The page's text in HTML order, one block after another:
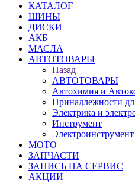
КАТАЛОГ
ШИНЫ
ДИСКИ
АКБ
МАСЛА
АВТОТОВАРЫ
Назад
АВТОТОВАРЫ
Автохимия и
Принадлежности
Электрика и
Инструмент
Электроинструмент
МОТО
ЗАПЧАСТИ
ЗАПИСЬ НА СЕРВИС
АКЦИИ